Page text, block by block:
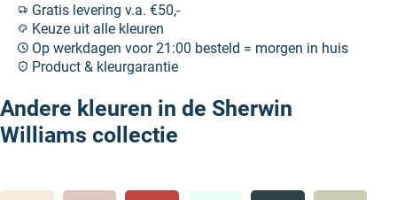
Gratis levering v.a. €50,-
Keuze uit alle kleuren
Op werkdagen voor 21:00 besteld = morgen in huis
Product & kleurgarantie
Andere kleuren in de Sherwin
Williams collectie